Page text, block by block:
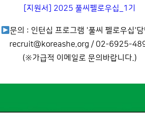
[지원서] 2025 풀씨펠로우십_1기
문의 : 인턴십 프로그램 '풀씨 펠로우십'
recruit@koreashe.org / 02-6925-
(※가급적 이메일로 문의바랍니다.)